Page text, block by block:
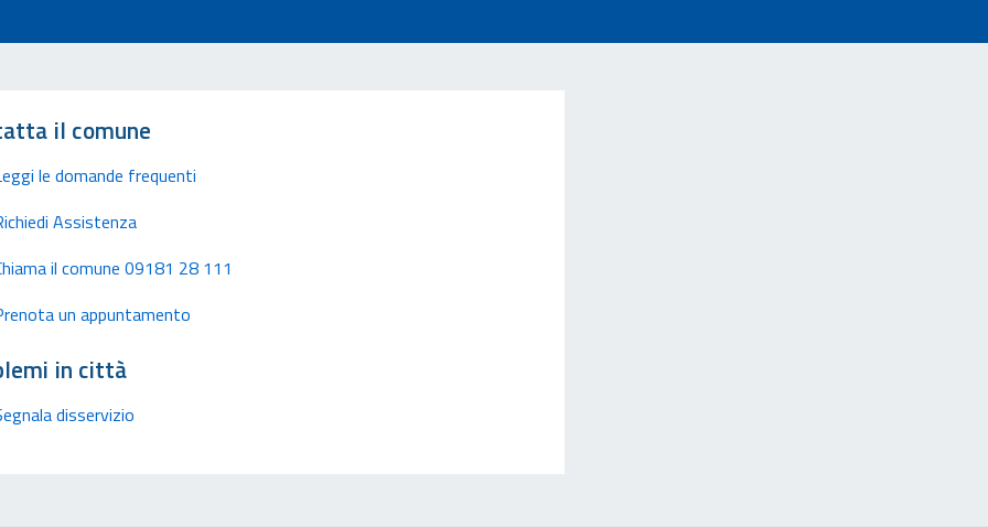
il comune
le domande frequenti
Assistenza
il comune 09181 28 111
un appuntamento
in città
disservizio